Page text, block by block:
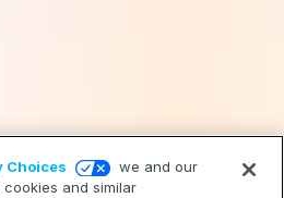
Choices
we and our
and similar